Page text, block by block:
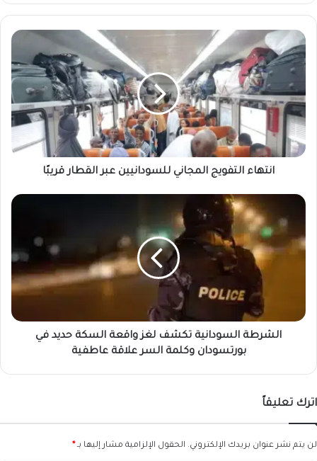
انتهاء
التفويج
المجاني
للسودانيين
عبر
القطار
قريبًا
انتهاء التفويج المجاني للسودانيين عبر القطار قريبًا
الشرطة
لغز
بورتسودان
الشرطة السودانية تكشف لغز واقعة السكة حديد في
بورتسودان وكلمة السر علاقة عاطفية
اترك تعليقاً
لن يتم نشر عنوان بريدك الإلكتروني. الحقول الإلزامية مشار إليها بـ *